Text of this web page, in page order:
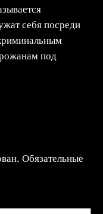
себя посреди
под
Обязательные